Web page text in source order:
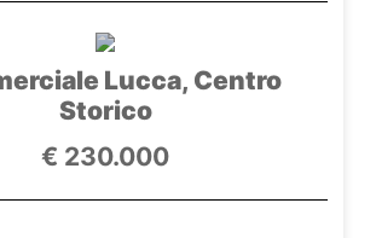
Lucca, Centro
Storico
€ 230.000